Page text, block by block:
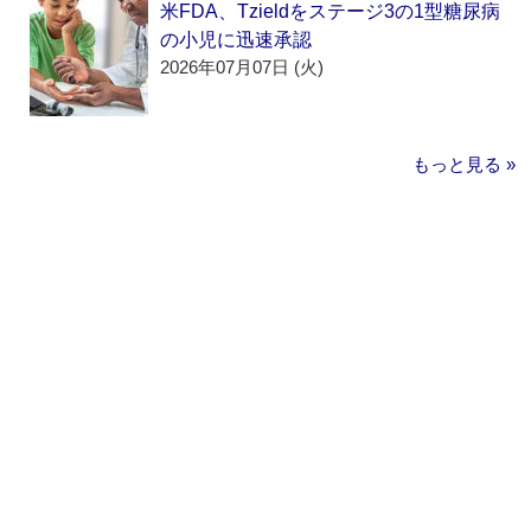
米FDA、Tzieldをステージ3の1型糖尿病
の小児に迅速承認
2026年07月07日 (火)
もっと見る »